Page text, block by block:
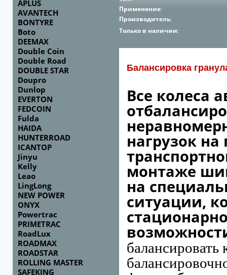
APLUS
AVANTECH
BONTYRE
Boto
DEEMAX
Double Coin
Double Road
DOUBLE STAR
Doupro
Dunlop
EVERTON
FEDCOIN
Fulda
HAIDA
HUNTERROAD
ICANTOP
Jinyu
Kelly
Leao
LingLong
NEW POWER
ONYX
Powertrac
PRIMETRAC
RoadLux
ROADMAX
ROADSTAR
ROLLING MASTER
SAFEKING
Применение:
Производитель:
Только в наличии:
Балансировка
Все колеса
нагрузок
монтаже
на
ситуации,